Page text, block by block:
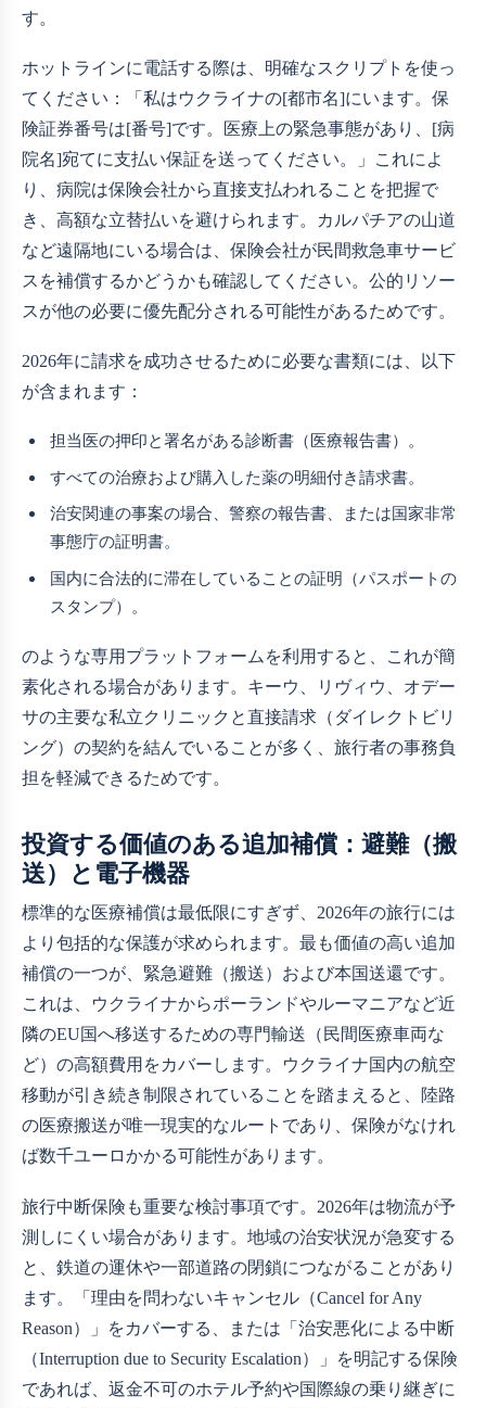
す。
ホットラインに電話する際は、明確なスクリプトを使っ
てください：「私はウクライナの[都市名]にいます。保
険証券番号は[番号]です。医療上の緊急事態があり、[病
院名]宛てに支払い保証を送ってください。」これによ
り、病院は保険会社から直接支払われることを把握で
き、高額な立替払いを避けられます。カルパチアの山道
など遠隔地にいる場合は、保険会社が民間救急車サービ
スを補償するかどうかも確認してください。公的リソー
スが他の必要に優先配分される可能性があるためです。
2026年に請求を成功させるために必要な書類には、以下
が含まれます：
担当医の押印と署名がある診断書（医療報告書）。
すべての治療および購入した薬の明細付き請求書。
治安関連の事案の場合、警察の報告書、または国家非常
事態庁の証明書。
国内に合法的に滞在していることの証明（パスポートの
スタンプ）。
のような専用プラットフォームを利用すると、これが簡
素化される場合があります。キーウ、リヴィウ、オデー
サの主要な私立クリニックと直接請求（ダイレクトビリ
ング）の契約を結んでいることが多く、旅行者の事務負
担を軽減できるためです。
投資する価値のある追加補償：避難（搬
送）と電子機器
標準的な医療補償は最低限にすぎず、2026年の旅行には
より包括的な保護が求められます。最も価値の高い追加
補償の一つが、緊急避難（搬送）および本国送還です。
これは、ウクライナからポーランドやルーマニアなど近
隣のEU国へ移送するための専門輸送（民間医療車両な
ど）の高額費用をカバーします。ウクライナ国内の航空
移動が引き続き制限されていることを踏まえると、陸路
の医療搬送が唯一現実的なルートであり、保険がなけれ
ば数千ユーロかかる可能性があります。
旅行中断保険も重要な検討事項です。2026年は物流が予
測しにくい場合があります。地域の治安状況が急変する
と、鉄道の運休や一部道路の閉鎖につながることがあり
ます。「理由を問わないキャンセル（Cancel for Any
Reason）」をカバーする、または「治安悪化による中断
（Interruption due to Security Escalation）」を明記する保険
であれば、返金不可のホテル予約や国際線の乗り継ぎに